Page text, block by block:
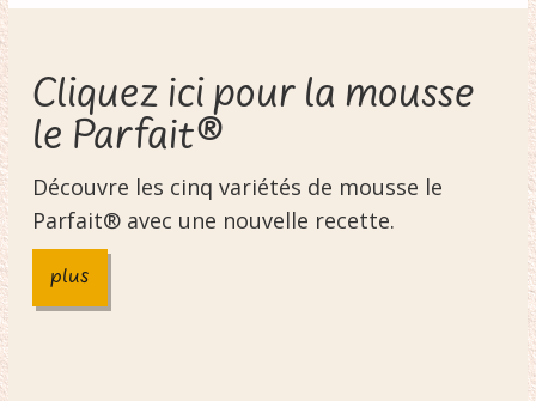
Cliquez ici pour la mousse
le Parfait®
Découvre les cinq variétés de mousse le
Parfait® avec une nouvelle recette.
plus